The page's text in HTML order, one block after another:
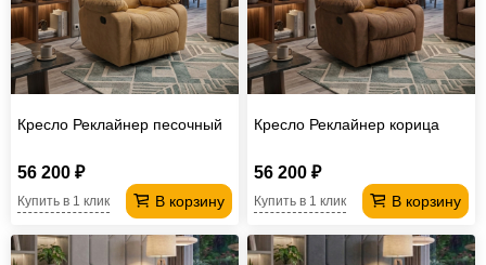
Кресло Реклайнер песочный
56 200 ₽
В корзину
Купить в 1 клик
Кресло Реклайнер корица
56 200 ₽
В корзину
Купить в 1 клик